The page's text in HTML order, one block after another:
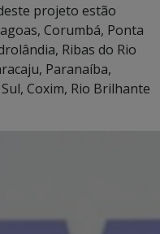
projeto estão
Corumbá, Ponta
Ribas do Rio
Paranaíba,
Coxim, Rio Brilhante